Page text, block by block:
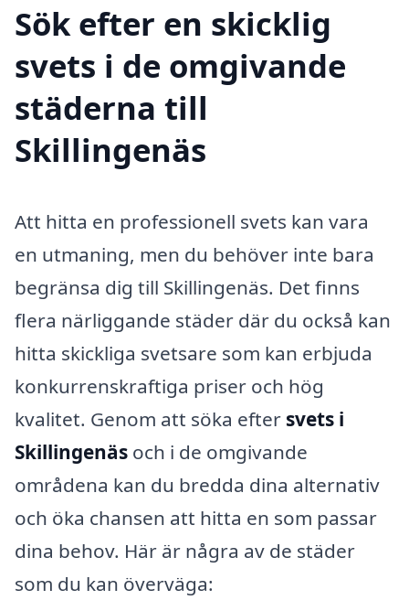
Sök efter en skicklig
svets i de omgivande
städerna till
Skillingenäs
Att hitta en professionell svets kan vara
en utmaning, men du behöver inte bara
begränsa dig till Skillingenäs. Det finns
flera närliggande städer där du också kan
hitta skickliga svetsare som kan erbjuda
konkurrenskraftiga priser och hög
kvalitet. Genom att söka efter svets i
Skillingenäs och i de omgivande
områdena kan du bredda dina alternativ
och öka chansen att hitta en som passar
dina behov. Här är några av de städer
som du kan överväga: